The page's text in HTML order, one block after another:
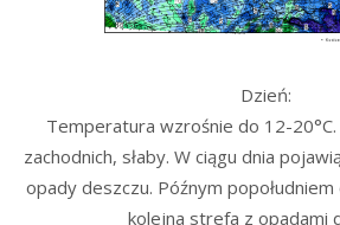
Dzień:
Temperatura wzrośnie do 12-
zachodnich, słaby. W ciągu dnia
opady deszczu. Późnym
kolejna strefa z opadami